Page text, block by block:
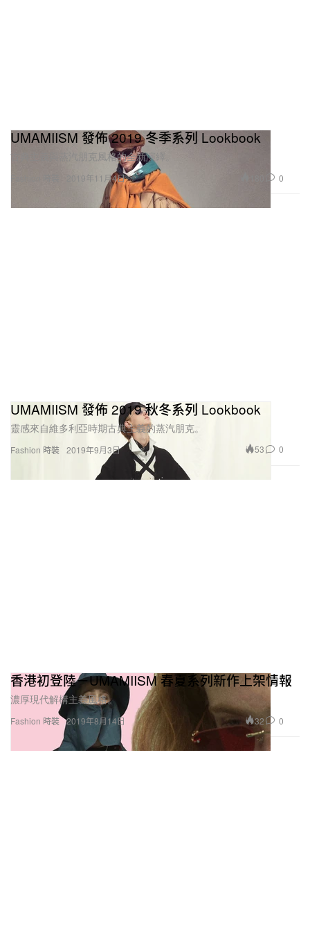
UMAMIISM 發佈 2019 冬季系列 Lookbook
古典主義與蒸汽朋克風格的全新演繹。
2019年11月4日 0
Fashion 時裝
UMAMIISM 發佈 2019 秋冬系列 Lookbook
靈感來自維多利亞時期古典主義的蒸汽朋克。
2019年9月3日 53 0
Fashion 時裝
香港初登陸－UMAMIISM 春夏系列新作上架情報
濃厚現代解構主義風格。
2019年8月14日 32 0